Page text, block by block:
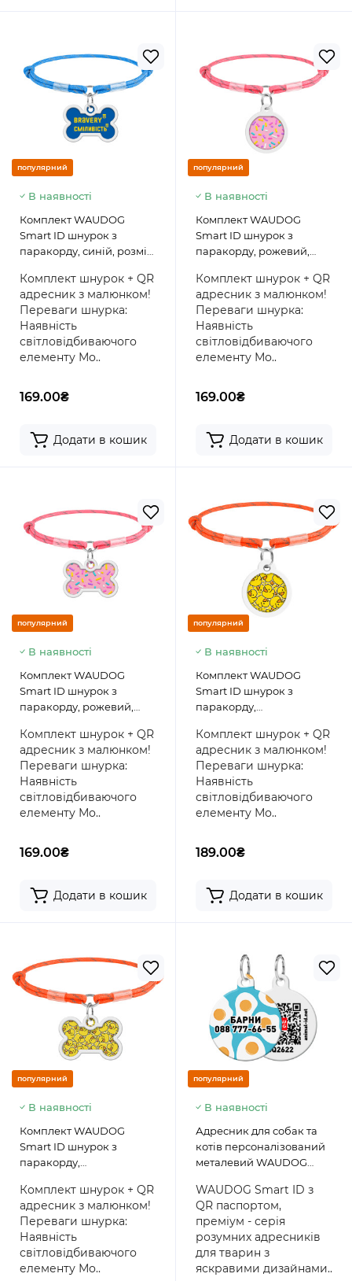
популярний
В наявності
Комплект WAUDOG
Smart ID шнурок з
паракорду, синій, розмір
паспортом, кістка,
малюнок "Сміливість"
Комплект шнурок + QR
адресник з малюнком!
Переваги шнурка:
Наявність
світловідбиваючого
елементу Мо..
169.00₴
Додати в кошик
популярний
В наявності
Комплект WAUDOG
Smart ID шнурок з
паракорду, рожевий,
паспортом, круг,
малюнок "Маршмеллоу"
Комплект шнурок + QR
адресник з малюнком!
Переваги шнурка:
Наявність
світловідбиваючого
елементу Мо..
169.00₴
Додати в кошик
популярний
В наявності
Комплект WAUDOG
Smart ID шнурок з
паракорду, рожевий,
паспортом, кістка,
малюнок "Маршмеллоу"
Комплект шнурок + QR
адресник з малюнком!
Переваги шнурка:
Наявність
світловідбиваючого
елементу Мо..
169.00₴
Додати в кошик
популярний
В наявності
Комплект WAUDOG
Smart ID шнурок з
паракорду,
+ адресник з QR
паспортом, круг,
малюнок "Качечки"
Комплект шнурок + QR
адресник з малюнком!
Переваги шнурка:
Наявність
світловідбиваючого
елементу Мо..
189.00₴
Додати в кошик
популярний
В наявності
Комплект WAUDOG
Smart ID шнурок з
паракорду,
+ адресник з QR
паспортом, кістка,
малюнок "Качечки"
Комплект шнурок + QR
адресник з малюнком!
Переваги шнурка:
Наявність
світловідбиваючого
елементу Мо..
популярний
В наявності
Адресник для собак та
котів персоналізований
металевий WAUDOG
малюнок "Яєчня", коло
WAUDOG Smart ID з
QR паспортом,
преміум - серія
розумних адресників
для тварин з
яскравими дизайнами..